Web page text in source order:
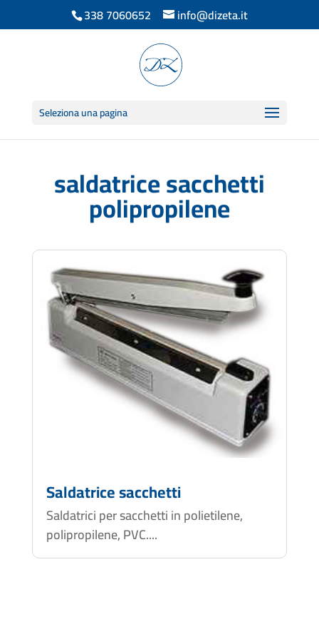
338 7060652 info@dizeta.it
Seleziona una pagina
saldatrice sacchetti
polipropilene
Saldatrice sacchetti
Saldatrici per sacchetti in polietilene,
polipropilene, PVC....